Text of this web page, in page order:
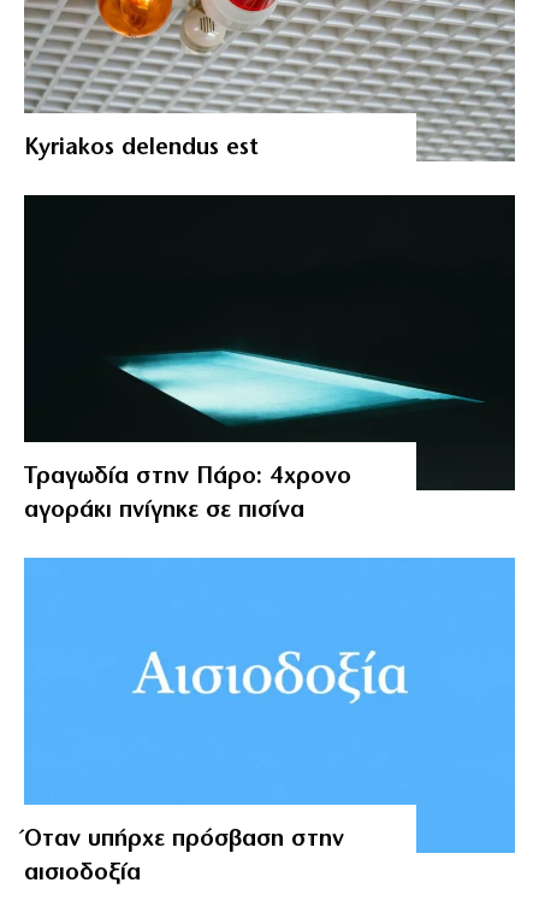
Kyriakos delendus est
Τραγωδία στην Πάρο: 4χρονο
αγοράκι πνίγηκε σε πισίνα
Όταν υπήρχε πρόσβαση στην
αισιοδοξία